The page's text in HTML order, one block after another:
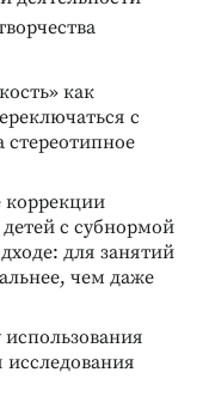
как
с
стереотипное
коррекции
с субнормой
для занятий
чем даже
исследования